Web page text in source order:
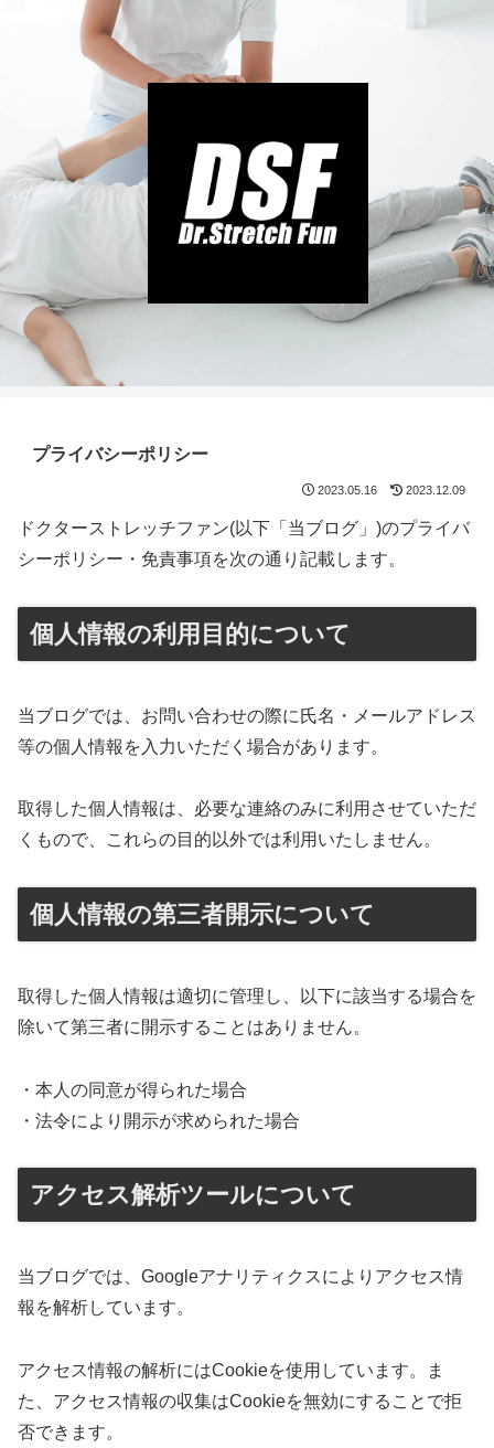
プライバシーポリシー
2023.05.16 2023.12.09
ドクターストレッチファン(以下「当ブログ」)のプライバ
シーポリシー・免責事項を次の通り記載します。
個人情報の利用目的について
当ブログでは、お問い合わせの際に氏名・メールアドレス
等の個人情報を入力いただく場合があります。
取得した個人情報は、必要な連絡のみに利用させていただ
くもので、これらの目的以外では利用いたしません。
個人情報の第三者開示について
取得した個人情報は適切に管理し、以下に該当する場合を
除いて第三者に開示することはありません。
・本人の同意が得られた場合
・法令により開示が求められた場合
アクセス解析ツールについて
当ブログでは、Googleアナリティクスによりアクセス情
報を解析しています。
アクセス情報の解析にはCookieを使用しています。ま
た、アクセス情報の収集はCookieを無効にすることで拒
否できます。